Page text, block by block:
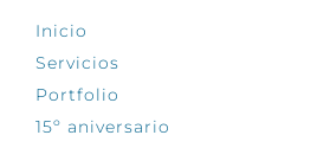
Inicio
Servicios
Portfolio
15º aniversario